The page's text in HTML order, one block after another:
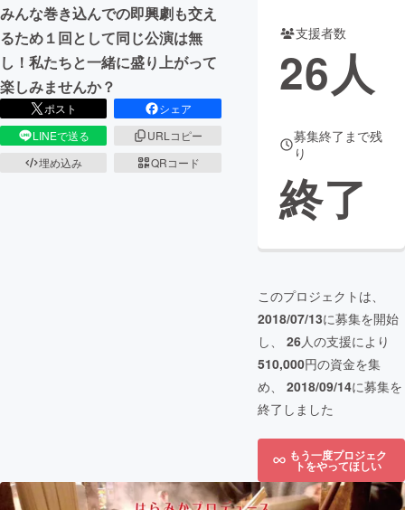
みんな巻き込んでの即興劇も交え
るため１回として同じ公演は無
し！私たちと一緒に盛り上がって
楽しみませんか？
ポスト
シェア
LINEで送る
URLコピー
埋め込み
QRコード
支援者数
26人
募集終了まで残
り
終了
このプロジェクトは、
2018/07/13に募集を開始
し、 26人の支援により
510,000円の資金を集
め、 2018/09/14に募集を
終了しました
もう一度プロジェク
トをやってほしい